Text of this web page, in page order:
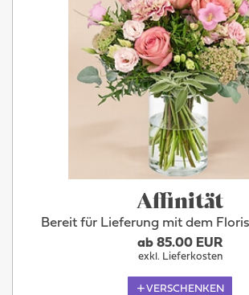
Affinität
Bereit für Lieferung mit dem
ab 85.00 EUR
exkl. Lieferkosten
VERSCHENKEN